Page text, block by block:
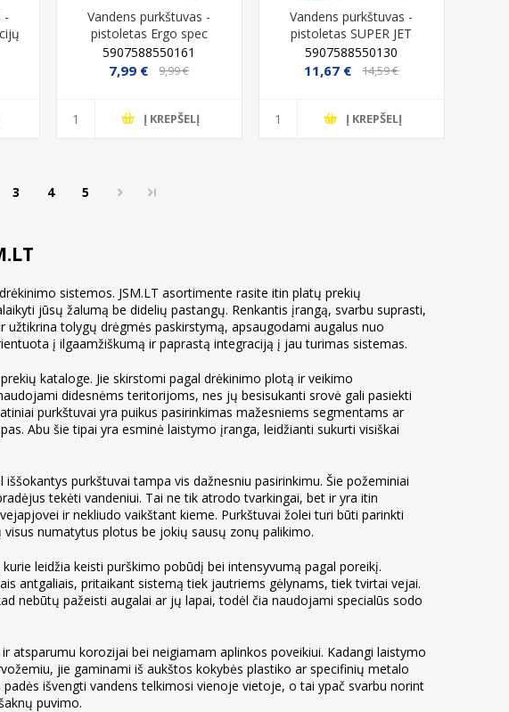
-
Vandens purkštuvas -
pistoletas Ergo spec
RT1454
5907588550161
7,99 € 9,99 €
Į KREPŠELĮ
Vandens purkštuvas -
pistoletas SUPER JET
RT1471C
5907588550130
11,67 € 14,59 €
Į KREPŠELĮ
3 4 5
sistemos. JSM.LT asortimente rasite itin platų prekių
jūsų žalumą be didelių pastangų. Renkantis įrangą, svarbu suprasti,
tolygų drėgmės paskirstymą, apsaugodami augalus nuo
į ilgaamžiškumą ir paprastą integraciją į jau turimas sistemas.
kataloge. Jie skirstomi pagal drėkinimo plotą ir veikimo
didesnėms teritorijoms, nes jų besisukanti srovė gali pasiekti
purkštuvai yra puikus pasirinkimas mažesniems segmentams ar
Abu šie tipai yra esminė laistymo įranga, leidžianti sukurti visiškai
purkštuvai tampa vis dažnesniu pasirinkimu. Šie požeminiai
tekėti vandeniui. Tai ne tik atrodo tvarkingai, bet ir yra itin
ir nekliudo vaikštant kieme. Purkštuvai žolei turi būti parinkti
numatytus plotus be jokių sausų zonų palikimo.
leidžia keisti purškimo pobūdį bei intensyvumą pagal poreikį.
antgaliais, pritaikant sistemą tiek jautriems gėlynams, tiek tvirtai vejai.
nebūtų pažeisti augalai ar jų lapai, todėl čia naudojami specialūs sodo
atsparumu korozijai bei neigiamam aplinkos poveikiui. Kadangi laistymo
jie gaminami iš aukštos kokybės plastiko ar specifinių metalo
išvengti vandens telkimosi vienoje vietoje, o tai ypač svarbu norint
puvimo.